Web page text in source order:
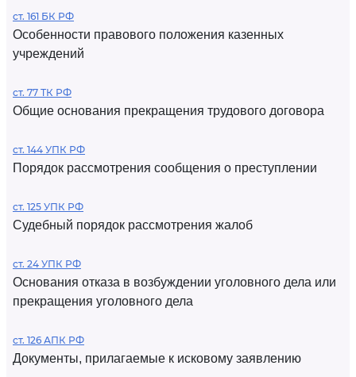
ст. 161 БК РФ
Особенности правового положения казенных
учреждений
ст. 77 ТК РФ
Общие основания прекращения трудового договора
ст. 144 УПК РФ
Порядок рассмотрения сообщения о преступлении
ст. 125 УПК РФ
Судебный порядок рассмотрения жалоб
ст. 24 УПК РФ
Основания отказа в возбуждении уголовного дела или
прекращения уголовного дела
ст. 126 АПК РФ
Документы, прилагаемые к исковому заявлению